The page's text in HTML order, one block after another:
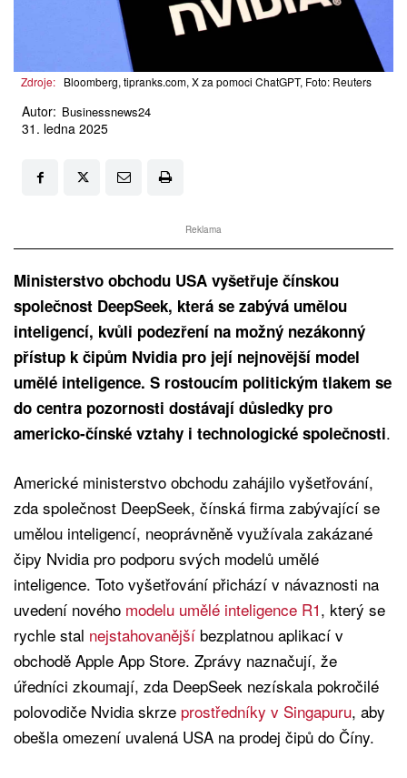
Zdroje: Bloomberg, tipranks.com, X za pomoci ChatGPT, Foto: Reuters
Autor: Businessnews24
31. ledna 2025
Reklama
Ministerstvo obchodu USA vyšetřuje čínskou
společnost DeepSeek, která se zabývá umělou
inteligencí, kvůli podezření na možný nezákonný
přístup k čipům Nvidia pro její nejnovější model
umělé inteligence. S rostoucím politickým tlakem se
do centra pozornosti dostávají důsledky pro
americko-čínské vztahy i technologické společnosti.
Americké ministerstvo obchodu zahájilo vyšetřování,
zda společnost DeepSeek, čínská firma zabývající se
umělou inteligencí, neoprávněně využívala zakázané
čipy Nvidia pro podporu svých modelů umělé
inteligence. Toto vyšetřování přichází v návaznosti na
uvedení nového modelu umělé inteligence R1, který se
rychle stal nejstahovanější bezplatnou aplikací v
obchodě Apple App Store. Zprávy naznačují, že
úředníci zkoumají, zda DeepSeek nezískala pokročilé
polovodiče Nvidia skrze prostředníky v Singapuru, aby
obešla omezení uvalená USA na prodej čipů do Číny.